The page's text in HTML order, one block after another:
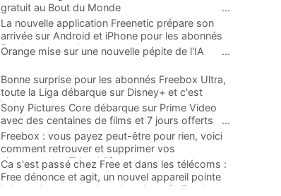
gratuit au Bout du Monde
...
La nouvelle application Freenetic prépare son
arrivée sur Android et iPhone pour les abonnés
Freebox, testez la
Orange mise sur une nouvelle pépite de l'IA ...
Bonne surprise pour les abonnés Freebox Ultra,
toute la Liga débarque sur Disney+ et c'est
inclus
Sony Pictures Core débarque sur Prime Video
avec des centaines de films et 7 jours offerts
...
Freebox : vous payez peut-être pour rien, voici
comment retrouver et supprimer vos
abonnements TV oubliés
...
Ca s'est passé chez Free et dans les télécoms :
Free dénonce et agit, un nouvel appareil pointe
le bout de son nez chez des abonnés Freebox...